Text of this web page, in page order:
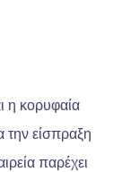
η κορυφαία
την είσπραξη
παρέχει